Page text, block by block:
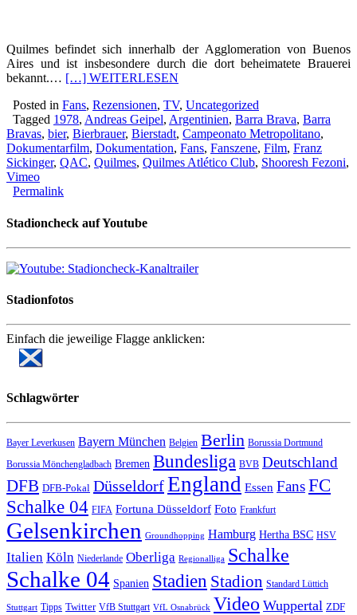
Quilmes befindet sich innerhalb der Agglomeration von Buenos
Aires und ist insbesondere durch die dort beheimatete Brauerei
bekannt.… […] WEITERLESEN
Posted in Fans, Rezensionen, TV, Uncategorized
Tagged 1978, Andreas Geipel, Argentinien, Barra Brava, Barra
Bravas, bier, Bierbrauer, Bierstadt, Campeonato Metropolitano,
Dokumentarfilm, Dokumentation, Fans, Fanszene, Film, Franz
Sickinger, QAC, Quilmes, Quilmes Atlético Club, Shooresh Fezoni,
Vimeo
Permalink
Stadioncheck auf Youtube
Stadionfotos
Einfach die jeweilige Flagge anklicken:
Schlagwörter
Bayer Leverkusen Bayern München Belgien Berlin Borussia Dortmund
Borussia Mönchengladbach Bremen Bundesliga BVB Deutschland
DFB DFB-Pokal DüsseldorfEngland Essen FansFC
Schalke 04 FIFA Fortuna Düsseldorf Foto Frankfurt
Gelsenkirchen Groundhopping Hamburg Hertha BSC HSV
Italien Köln Niederlande Oberliga Regionalliga Schalke
Schalke 04 Spanien Stadien Stadion Standard Lüttich
Stuttgart Tipps Twitter VfB Stuttgart VfL Osnabrück Video Wuppertal ZDF